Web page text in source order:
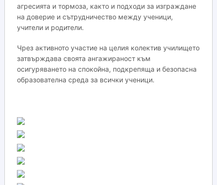
агресията и тормоза, както и подходи за изграждане
на доверие и сътрудничество между ученици,
учители и родители.
Чрез активното участие на целия колектив училището
затвърждава своята ангажираност към
осигуряването на спокойна, подкрепяща и безопасна
образователна среда за всички ученици.